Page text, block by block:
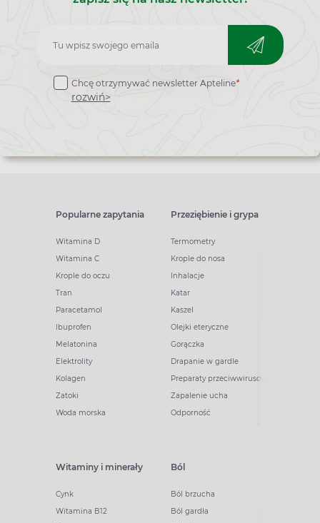
Zapisz
do
newslettera
Chcę otrzymywać newsletter Apteline*
rozwiń>
Popularne zapytania
Witamina D
Witamina C
Krople do oczu
Tran
Paracetamol
Ibuprofen
Melatonina
Elektrolity
Kolagen
Zatoki
Woda morska
Przeziębienie i grypa
Termometry
Krople do nosa
Inhalacje
Katar
Kaszel
Olejki eteryczne
Gorączka
Drapanie w gardle
Preparaty przeciwwirusowe
Zapalenie ucha
Odporność
Witaminy i minerały
Cynk
Witamina B12
Ból
Ból brzucha
Ból gardła